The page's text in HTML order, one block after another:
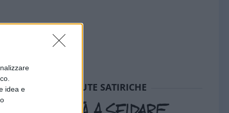
idea e
SEDUTE SATIRICHE